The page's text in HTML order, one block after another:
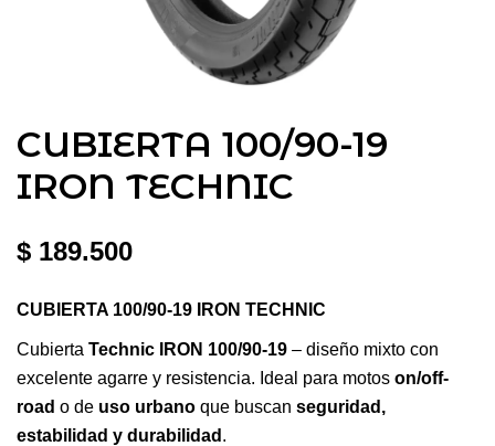
CUBIERTA 100/90-19
IRON TECHNIC
$ 189.500
CUBIERTA 100/90-19 IRON TECHNIC
Cubierta Technic IRON 100/90-19 – diseño mixto con
excelente agarre y resistencia. Ideal para motos on/off-
road o de uso urbano que buscan seguridad,
estabilidad y durabilidad .